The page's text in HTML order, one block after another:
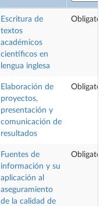
Escritura de
textos
académicos
científicos en
lengua inglesa
Elaboración de
proyectos,
presentación y
comunicación de
resultados
Fuentes de
información y su
aplicación al
aseguramiento
de la calidad de